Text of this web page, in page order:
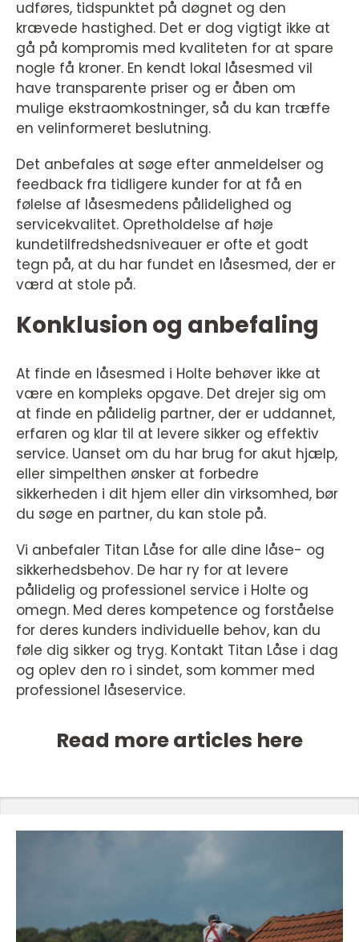
udføres, tidspunktet på døgnet og den
krævede hastighed. Det er dog vigtigt ikke at
gå på kompromis med kvaliteten for at spare
nogle få kroner. En kendt lokal låsesmed vil
have transparente priser og er åben om
mulige ekstraomkostninger, så du kan træffe
en velinformeret beslutning.
Det anbefales at søge efter anmeldelser og
feedback fra tidligere kunder for at få en
følelse af låsesmedens pålidelighed og
servicekvalitet. Opretholdelse af høje
kundetilfredshedsniveauer er ofte et godt
tegn på, at du har fundet en låsesmed, der er
værd at stole på.
Konklusion og anbefaling
At finde en låsesmed i Holte behøver ikke at
være en kompleks opgave. Det drejer sig om
at finde en pålidelig partner, der er uddannet,
erfaren og klar til at levere sikker og effektiv
service. Uanset om du har brug for akut hjælp,
eller simpelthen ønsker at forbedre
sikkerheden i dit hjem eller din virksomhed, bør
du søge en partner, du kan stole på.
Vi anbefaler Titan Låse for alle dine låse- og
sikkerhedsbehov. De har ry for at levere
pålidelig og professionel service i Holte og
omegn. Med deres kompetence og forståelse
for deres kunders individuelle behov, kan du
føle dig sikker og tryg. Kontakt Titan Låse i dag
og oplev den ro i sindet, som kommer med
professionel låseservice.
Read more articles here